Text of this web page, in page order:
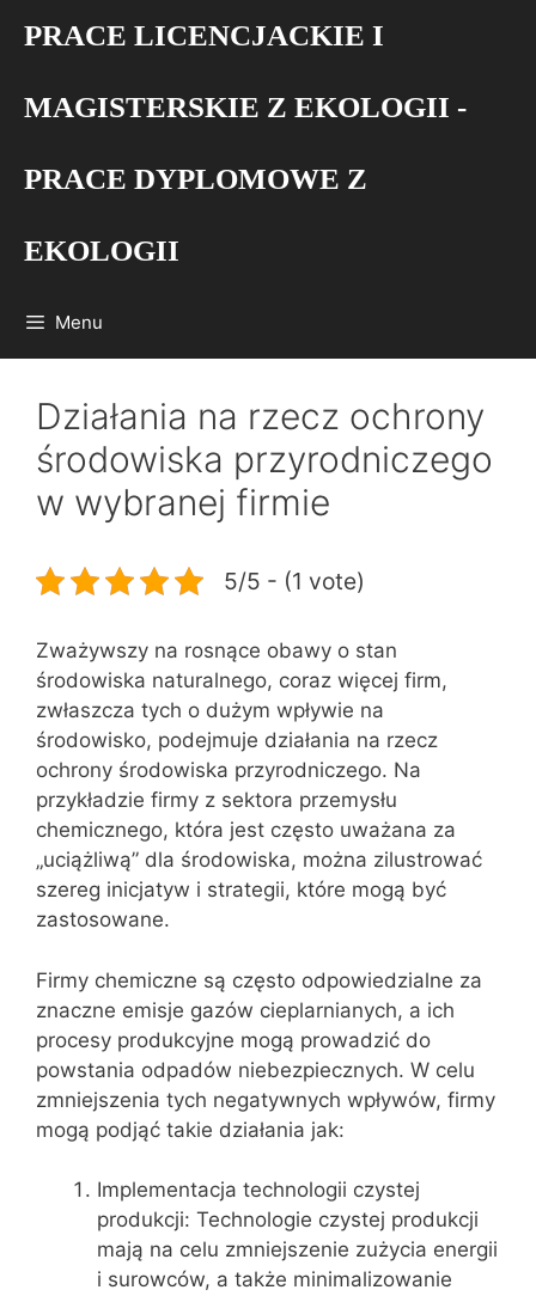
PRACE LICENCJACKIE I
MAGISTERSKIE Z EKOLOGII -
PRACE DYPLOMOWE Z
EKOLOGII
Menu
Działania na rzecz ochrony
środowiska przyrodniczego
w wybranej firmie
5/5 - (1 vote)
Zważywszy na rosnące obawy o stan
środowiska naturalnego, coraz więcej firm,
zwłaszcza tych o dużym wpływie na
środowisko, podejmuje działania na rzecz
ochrony środowiska przyrodniczego. Na
przykładzie firmy z sektora przemysłu
chemicznego, która jest często uważana za
„uciążliwą” dla środowiska, można zilustrować
szereg inicjatyw i strategii, które mogą być
zastosowane.
Firmy chemiczne są często odpowiedzialne za
znaczne emisje gazów cieplarnianych, a ich
procesy produkcyjne mogą prowadzić do
powstania odpadów niebezpiecznych. W celu
zmniejszenia tych negatywnych wpływów, firmy
mogą podjąć takie działania jak:
Implementacja technologii czystej
produkcji: Technologie czystej produkcji
mają na celu zmniejszenie zużycia energii
i surowców, a także minimalizowanie